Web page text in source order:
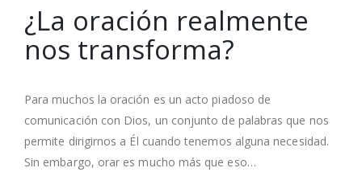
¿La oración realmente
nos transforma?
Para muchos la oración es un acto piadoso de
comunicación con Dios, un conjunto de palabras que nos
permite dirigirnos a Él cuando tenemos alguna necesidad.
Sin embargo, orar es mucho más que eso…